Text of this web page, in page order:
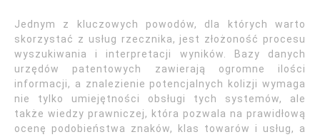
Jednym z kluczowych powodów, dla których warto
skorzystać z usług rzecznika, jest złożoność procesu
wyszukiwania i interpretacji wyników. Bazy danych
urzędów patentowych zawierają ogromne ilości
informacji, a znalezienie potencjalnych kolizji wymaga
nie tylko umiejętności obsługi tych systemów, ale
także wiedzy prawniczej, która pozwala na prawidłową
ocenę podobieństwa znaków, klas towarów i usług, a